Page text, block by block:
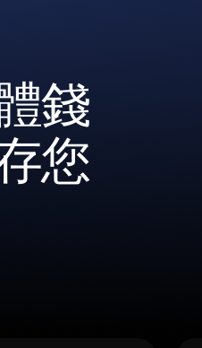
錢
您